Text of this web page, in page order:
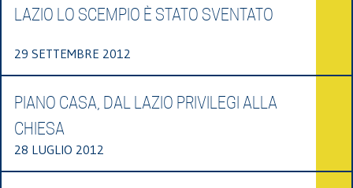
LAZIO LO SCEMPIO È STATO SVENTATO
29 SETTEMBRE 2012
PIANO CASA, DAL LAZIO PRIVILEGI ALLA
CHIESA
28 LUGLIO 2012